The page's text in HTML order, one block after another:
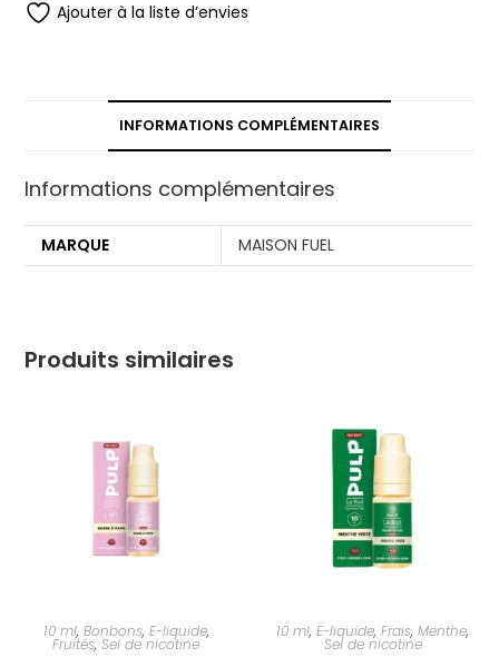
Ajouter à la liste d’envies
INFORMATIONS COMPLÉMENTAIRES
Informations complémentaires
MARQUE MAISON FUEL
Produits similaires
10 ml, Bonbons, E-liquide,
Fruités,Sel de nicotine
10 ml,E-liquide,Frais,Menthe,
Sel de nicotine